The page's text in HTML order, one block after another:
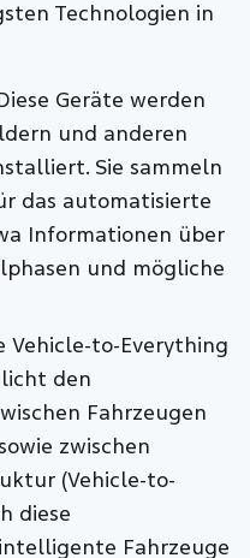
Technologien in
Geräte werden
und anderen
Sie sammeln
das automatisierte
Informationen über
und mögliche
Vehicle-to-Everything
den
Fahrzeugen
zwischen
(Vehicle-to-
diese
Fahrzeuge